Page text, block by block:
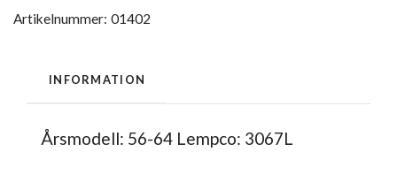
Artikelnummer: 01402
INFORMATION
Årsmodell: 56-64 Lempco: 3067L